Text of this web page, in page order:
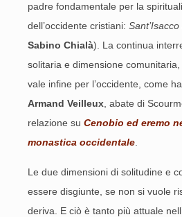
padre fondamentale per la
dell’occidente cristiani:
Sabino Chialà). La continua
solitaria e dimensione
vale infine per l’occidente, come
Armand Veilleux , abate di
relazione su Cenobio ed eremo
monastica occidentale
Le due dimensioni di solitudine e
essere disgiunte, se non si vuole
deriva. E ciò è tanto più attuale